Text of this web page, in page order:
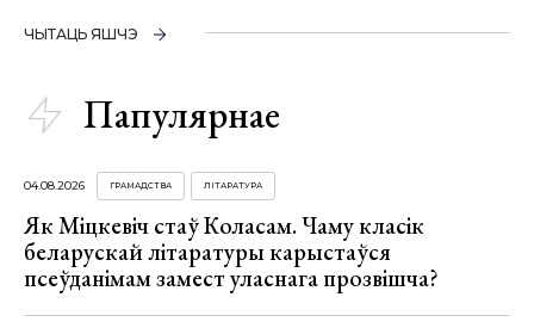
ЧЫТАЦЬ ЯШЧЭ
Папулярнае
04.08.2026 ГРАМАДСТВА ЛІТАРАТУРА
Як Міцкевіч стаў Коласам. Чаму класік
беларускай літаратуры карыстаўся
псеўданімам замест уласнага прозвішча?